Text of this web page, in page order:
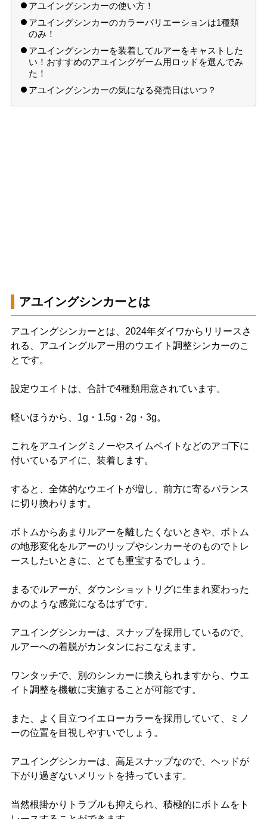
アユイングシンカーの使い方！
アユイングシンカーのカラーバリエーションは1種類
のみ！
アユイングシンカーを装着してルアーをキャストした
い！おすすめのアユイングゲーム用ロッドを選んでみ
た！
アユイングシンカーの気になる発売日はいつ？
アユイングシンカーとは
アユイングシンカーとは、2024年ダイワからリリースさ
れる、アユイングルアー用のウエイト調整シンカーのこ
とです。
設定ウエイトは、合計で4種類用意されています。
軽いほうから、1g・1.5g・2g・3g。
これをアユイングミノーやスイムベイトなどのアゴ下に
付いているアイに、装着します。
すると、全体的なウエイトが増し、前方に寄るバランス
に切り換わります。
ボトムからあまりルアーを離したくないときや、ボトム
の地形変化をルアーのリップやシンカーそのものでトレ
ースしたいときに、とても重宝するでしょう。
まるでルアーが、ダウンショットリグに生まれ変わった
かのような感覚になるはずです。
アユイングシンカーは、スナップを採用しているので、
ルアーへの着脱がカンタンにおこなえます。
ワンタッチで、別のシンカーに換えられますから、ウエ
イト調整を機敏に実施することが可能です。
また、よく目立つイエローカラーを採用していて、ミノ
ーの位置を目視しやすいでしょう。
アユイングシンカーは、高足スナップなので、ヘッドが
下がり過ぎないメリットを持っています。
当然根掛かりトラブルも抑えられ、積極的にボトムをト